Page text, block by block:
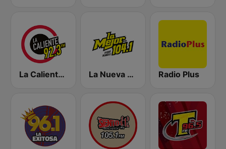
La Caliente 92.3 FM | Torreón La Nueva 104.1 FM Radio Plus